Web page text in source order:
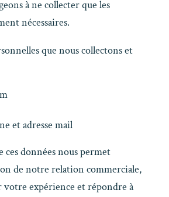
à ne collecter que les
nécessaires.
que nous collectons et
et adresse mail
données nous permet
de notre relation commerciale,
votre expérience et répondre à